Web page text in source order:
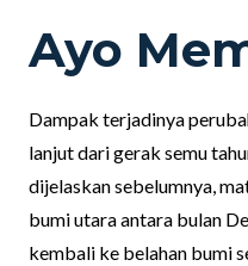
Ayo
Dampak terjadinya
lanjut dari gerak semu
dijelaskan sebelumnya,
bumi utara antara bulan
kembali ke belahan bumi